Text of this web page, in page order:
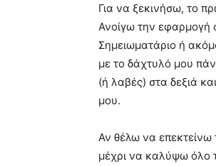
Για να ξεκινήσω, το
Ανοίγω την εφαρμογή
Σημειωματάριο ή
με το δάχτυλό μου
(ή λαβές) στα δεξιά
μου.
Αν θέλω να επεκτείνω
μέχρι να καλύψω όλο